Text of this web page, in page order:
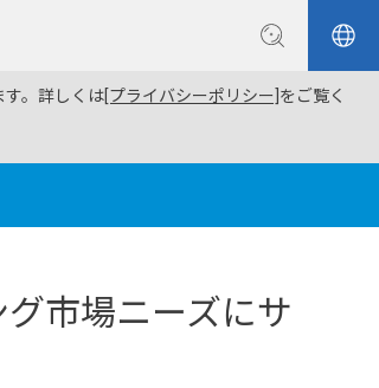
す。詳しくは [プライバシーポリシー] をご覧く
市場ニーズにサ